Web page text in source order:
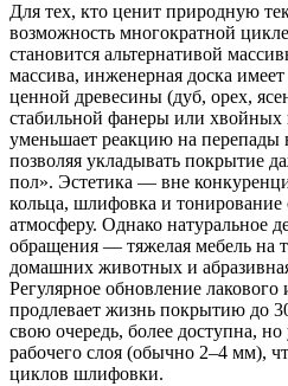
Для тех, кто ценит природную
возможность многократной
становится альтернативой
массива, инженерная доска
ценной древесины (дуб, орех,
стабильной фанеры или хвойных
уменьшает реакцию на перепады
позволяя укладывать покрытие
пол». Эстетика — вне
кольца, шлифовка и
атмосферу. Однако натуральное
обращения — тяжелая мебель на
домашних животных и
Регулярное обновление лакового
продлевает жизнь покрытию до
свою очередь, более доступна,
рабочего слоя (обычно 2–4 мм),
циклов шлифовки.